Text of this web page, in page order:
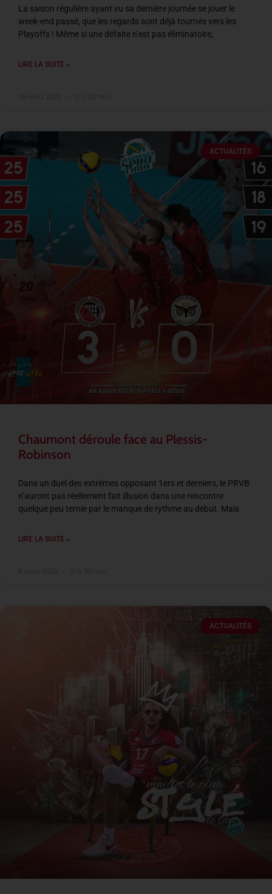
La saison régulière ayant vu sa dernière journée se jouer le
week-end passé, que les regards sont déjà tournés vers les
Playoffs ! Même si une défaite n’est pas éliminatoire,
LIRE LA SUITE »
ACTUALITÉS
Chaumont déroule face au Plessis-
Robinson
Dans un duel des extrêmes opposant 1ers et derniers, le PRVB
n’auront pas réellement fait illusion dans une rencontre
quelque peu ternie par le manque de rythme au début. Mais
LIRE LA SUITE »
ACTUALITÉS